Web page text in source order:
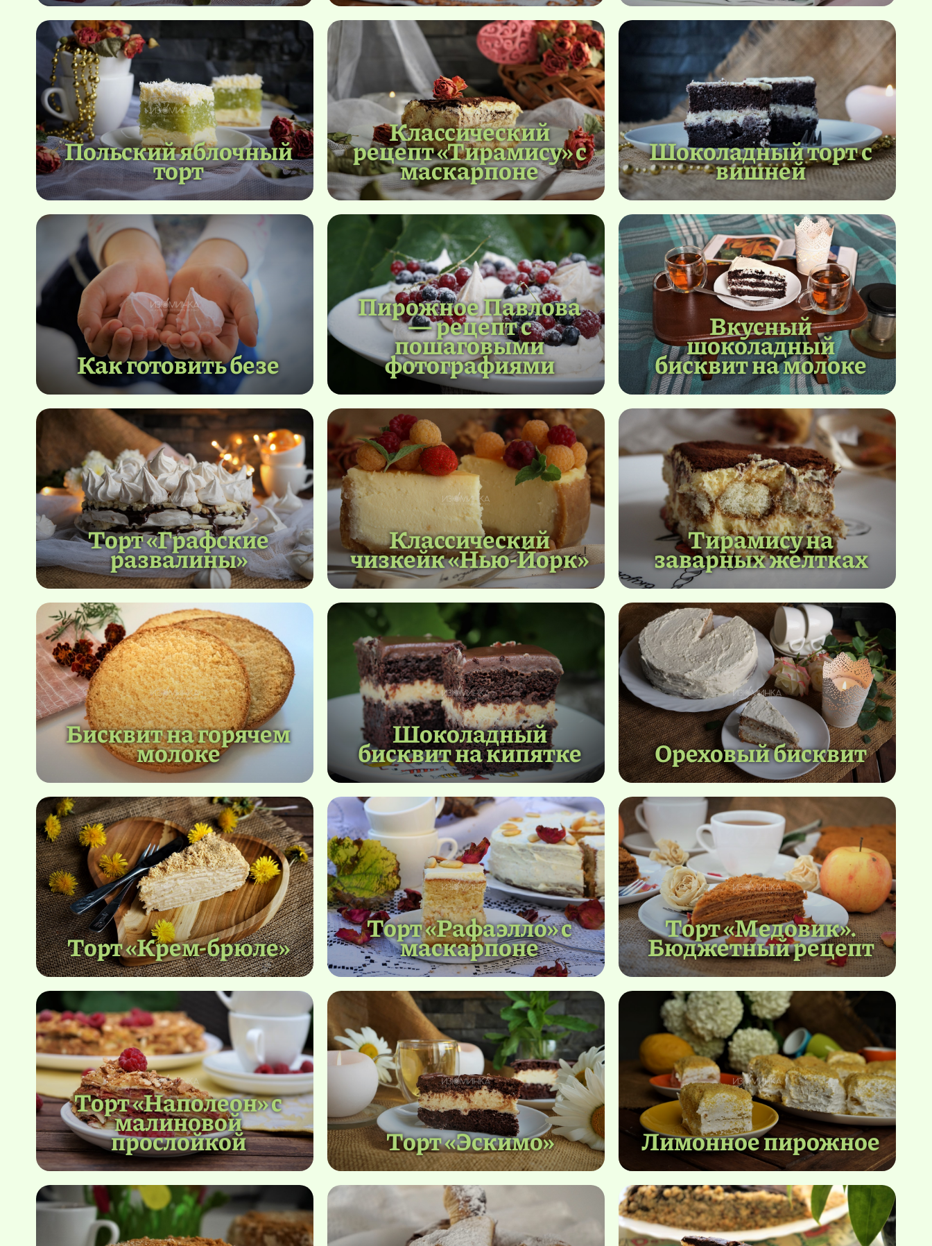
Польский яблочный
торт
Классический
рецепт «Тирамису» с
маскарпоне
Шоколадный торт с
вишней
Как готовить безе
Пирожное Павлова
— рецепт с
пошаговыми
фотографиями
Вкусный
шоколадный
бисквит на молоке
Торт «Графские
развалины»
Классический
чизкейк «Нью-Йорк»
Тирамису на
заварных желтках
Бисквит на горячем
молоке
Шоколадный
бисквит на кипятке Ореховый бисквит
Торт «Крем-брюле»
Торт «Рафаэлло» с
маскарпоне
Торт «Медовик».
Бюджетный рецепт
Торт «Наполеон» с
малиновой
прослойкой Торт «Эскимо» Лимонное пирожное